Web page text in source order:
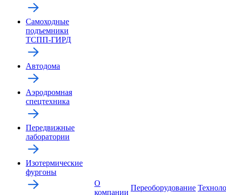
Самоходные
подъемники
ТСПП-ГИРД
Автодома
Аэродромная
спецтехника
Передвижные
лаборатории
Изотермические
фургоны
О
компании
Переоборудование